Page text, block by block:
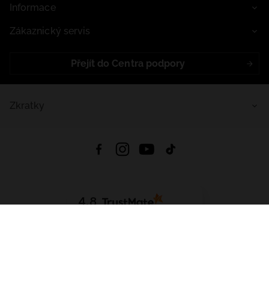
Informace
Zákaznický servis
Přejít do Centra podpory
4.8